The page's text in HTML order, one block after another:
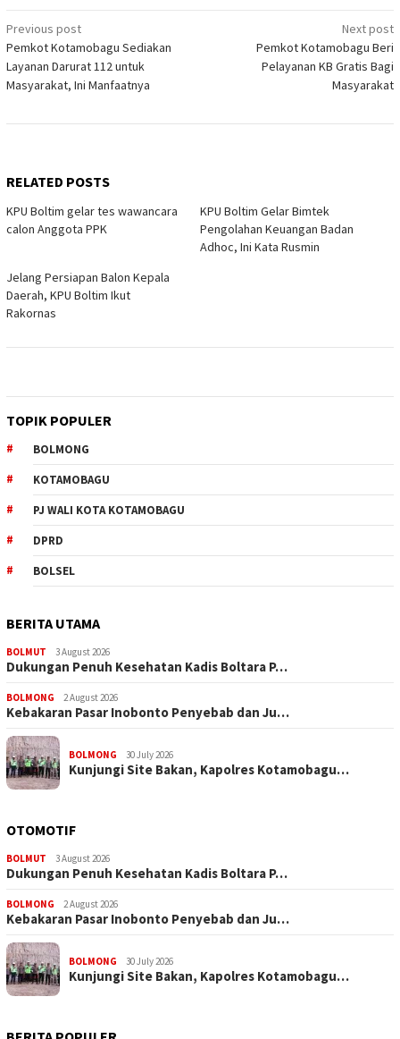
Post
navigation
Previous post
Pemkot Kotamobagu Sediakan
Layanan Darurat 112 untuk
Masyarakat, Ini Manfaatnya
Next post
Pemkot Kotamobagu Beri
Pelayanan KB Gratis Bagi
Masyarakat
RELATED POSTS
KPU Boltim gelar tes wawancara
calon Anggota PPK
KPU Boltim Gelar Bimtek
Pengolahan Keuangan Badan
Adhoc, Ini Kata Rusmin
Jelang Persiapan Balon Kepala
Daerah, KPU Boltim Ikut
Rakornas
TOPIK POPULER
BOLMONG
KOTAMOBAGU
PJ WALI KOTA KOTAMOBAGU
DPRD
BOLSEL
BERITA UTAMA
BOLMUT 3 August 2026
Dukungan Penuh Kesehatan Kadis Boltara P…
BOLMONG 2 August 2026
Kebakaran Pasar Inobonto Penyebab dan Ju…
BOLMONG 30 July 2026
Kunjungi Site Bakan, Kapolres Kotamobagu…
OTOMOTIF
BOLMUT 3 August 2026
Dukungan Penuh Kesehatan Kadis Boltara P…
BOLMONG 2 August 2026
Kebakaran Pasar Inobonto Penyebab dan Ju…
BOLMONG 30 July 2026
Kunjungi Site Bakan, Kapolres Kotamobagu…